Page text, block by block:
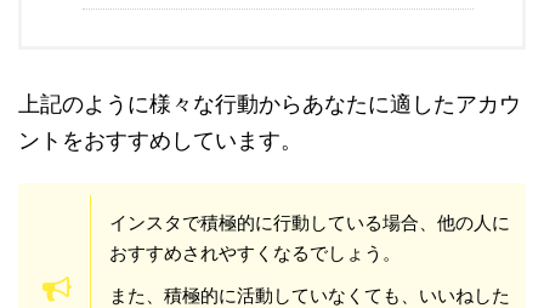
上記のように様々な行動からあなたに適したアカウ
ントをおすすめしています。
インスタで積極的に行動している場合、他の人に
おすすめされやすくなるでしょう。
また、積極的に活動していなくても、いいねした